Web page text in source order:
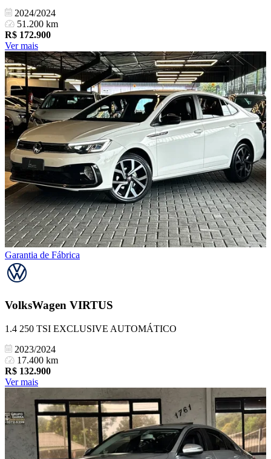
2024/2024
51.200 km
R$ 172.900
Ver mais
Garantia de Fábrica
VolksWagen VIRTUS
1.4 250 TSI EXCLUSIVE AUTOMÁTICO
2023/2024
17.400 km
R$ 132.900
Ver mais